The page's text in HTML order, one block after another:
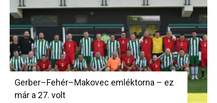
Gerber–Fehér–Makovec emléktorna – ez
már a 27. volt